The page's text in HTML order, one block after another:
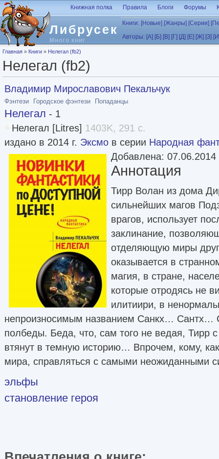
Перейти к основному содержанию
Либрусек
Много книг
Книжная полка Правила Блоги Форумы
Книги: [Новые] [Жанры] [Серии]
Авторы: [А] [Б] [В] [Г] [Д] [Е] [Ж] [З]
Вы здесь
Главная » Книги » Нелегал (fb2)
Нелегал (fb2)
Владимир Мирославович Пекальчук
Фэнтези Городское фэнтези Попаданцы
Нелегал - 1
Нелегал [Litres] 1403K, 291 с.
издано в 2014 г. Эксмо в серии Народная
Добавлена: 07.06.2014
Аннотация
Тирр Волан из дома
сильнейших магов
врагов, использует
заклинание,
отделяющую миры
оказывается в
магия, в стране,
которые отродясь не
илитиири, в
непроизносимым названием Санкх… Сантх…
полбеды. Беда, что, сам того не ведая, Тирр
втянут в темную историю… Впрочем, кому,
мира, справляться с самыми неожиданными
эльфы
становление героя